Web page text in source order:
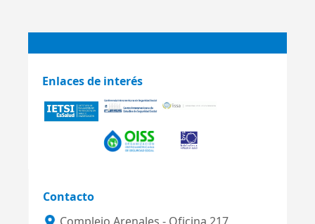
Enlaces de interés
Contacto